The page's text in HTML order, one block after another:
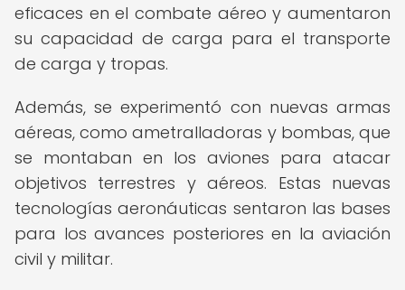
eficaces en el combate aéreo y aumentaron
su capacidad de carga para el transporte
de carga y tropas.
Además, se experimentó con nuevas armas
aéreas, como ametralladoras y bombas, que
se montaban en los aviones para atacar
objetivos terrestres y aéreos. Estas nuevas
tecnologías aeronáuticas sentaron las bases
para los avances posteriores en la aviación
civil y militar.